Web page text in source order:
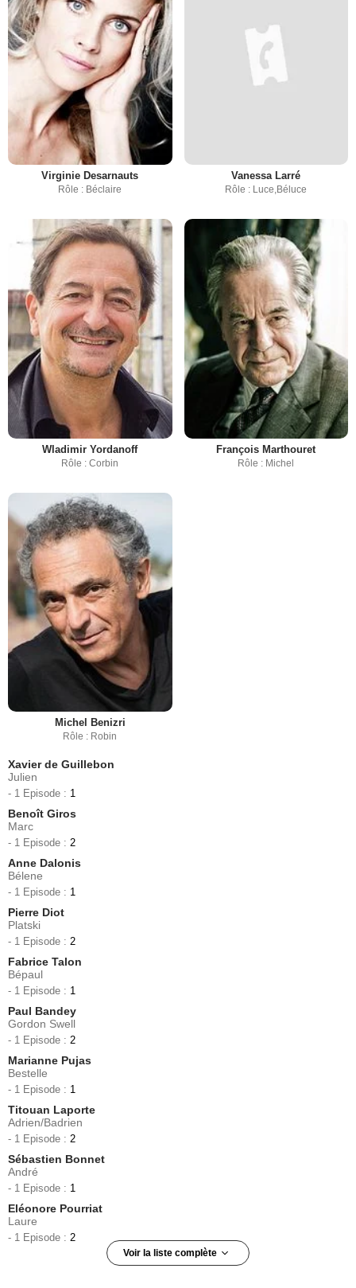
Virginie Desarnauts
Rôle : Béclaire
Vanessa Larré
Rôle : Luce,Béluce
Wladimir Yordanoff
Rôle : Corbin
François Marthouret
Rôle : Michel
Michel Benizri
Rôle : Robin
Xavier de Guillebon
Julien
- 1 Episode : 1
Benoît Giros
Marc
- 1 Episode : 2
Anne Dalonis
Bélene
- 1 Episode : 1
Pierre Diot
Platski
- 1 Episode : 2
Fabrice Talon
Bépaul
- 1 Episode : 1
Paul Bandey
Gordon Swell
- 1 Episode : 2
Marianne Pujas
Bestelle
- 1 Episode : 1
Titouan Laporte
Adrien/Badrien
- 1 Episode : 2
Sébastien Bonnet
André
- 1 Episode : 1
Eléonore Pourriat
Laure
- 1 Episode : 2
Voir la liste complète